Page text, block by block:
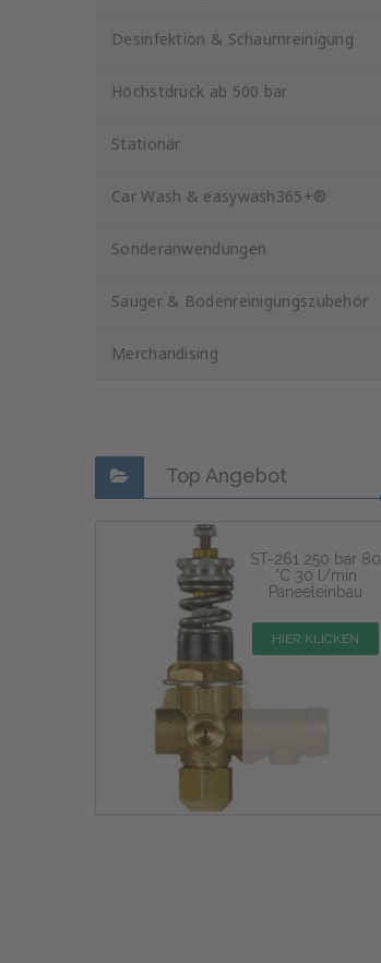
Desinfektion & Schaumreinigung
Höchstdruck ab 500 bar
Stationär
Car Wash & easywash365+®
Sonderanwendungen
Sauger & Bodenreinigungszubehör
Merchandising
Top Angebot
ST-261 250 bar 80
°C 30 l/min
Paneeleinbau
HIER KLICKEN